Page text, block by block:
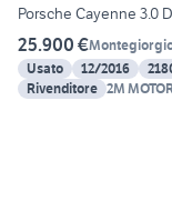
Porsche Cayenne 3.0
25.900 €
Usato
12/2016
Rivenditore 2M